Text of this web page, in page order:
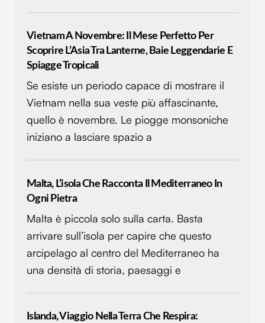
annunci, per fornire funzionalità dei social media e per
analizzare il nostro traffico. Condividiamo inoltre
informazioni sul modo in cui utilizzi il nostro sito con i
pubblicità e social media, i quali potrebbero combinarle
con altre informazioni che hai fornito loro o che hanno
raccolto dal tuo utilizzo dei loro servizi.
Vietnam A Novembre: Il Mese Perfetto Per
Scoprire L’Asia Tra Lanterne, Baie Leggendarie E
Spiagge Tropicali
Se esiste un periodo capace di mostrare il
Vietnam nella sua veste più affascinante,
quello è novembre. Le piogge monsoniche
iniziano a lasciare spazio a
Malta, L’isola Che Racconta Il Mediterraneo In
Ogni Pietra
Malta è piccola solo sulla carta. Basta
arrivare sull’isola per capire che questo
arcipelago al centro del Mediterraneo ha
una densità di storia, paesaggi e
Islanda, Viaggio Nella Terra Che Respira: